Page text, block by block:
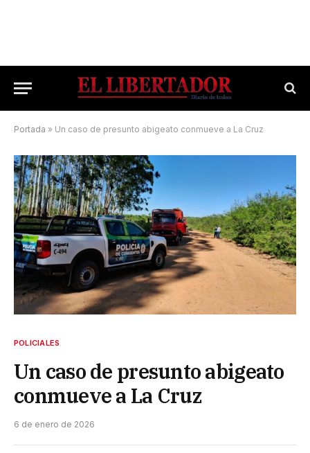
Portada » Un caso de presunto abigeato conmueve a La Cruz
POLICIALES
Un caso de presunto abigeato
conmueve a La Cruz
6 de enero de 2026